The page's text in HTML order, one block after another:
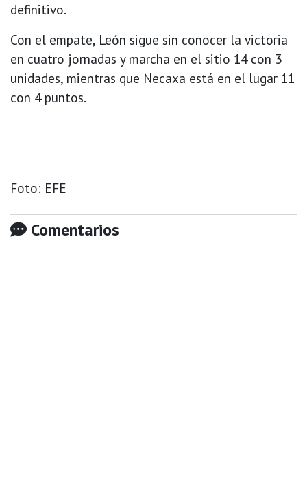
definitivo.
Con el empate, León sigue sin conocer la victoria
en cuatro jornadas y marcha en el sitio 14 con 3
unidades, mientras que Necaxa está en el lugar 11
con 4 puntos.
Foto: EFE
Comentarios